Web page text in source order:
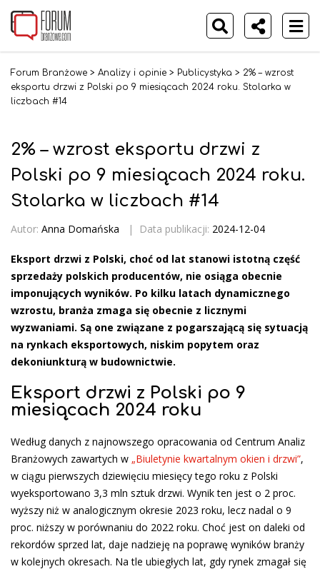
Forum Branżowe > Analizy i opinie > Publicystyka > 2% – wzrost
eksportu drzwi z Polski po 9 miesiącach 2024 roku. Stolarka w
liczbach #14
2% – wzrost eksportu drzwi z
Polski po 9 miesiącach 2024 roku.
Stolarka w liczbach #14
Autor: Anna Domańska | Data publikacji: 2024-12-04
Eksport drzwi z Polski, choć od lat stanowi istotną część
sprzedaży polskich producentów, nie osiąga obecnie
imponujących wyników. Po kilku latach dynamicznego
wzrostu, branża zmaga się obecnie z licznymi
wyzwaniami. Są one związane z pogarszającą się sytuacją
na rynkach eksportowych, niskim popytem oraz
dekoniunkturą w budownictwie.
​Eksport drzwi z Polski po 9
miesiącach 2024 roku
Według danych z najnowszego opracowania od Centrum Analiz
Branżowych zawartych w „Biuletynie kwartalnym okien i drzwi”,
w ciągu pierwszych dziewięciu miesięcy tego roku z Polski
wyeksportowano 3,3 mln sztuk drzwi. Wynik ten jest o 2 proc.
wyższy niż w analogicznym okresie 2023 roku, lecz nadal o 9
proc. niższy w porównaniu do 2022 roku​. Choć jest on daleki od
rekordów sprzed lat, daje nadzieję na poprawę wyników branży
w kolejnych okresach. Na tle ubiegłych lat, gdy rynek zmagał się